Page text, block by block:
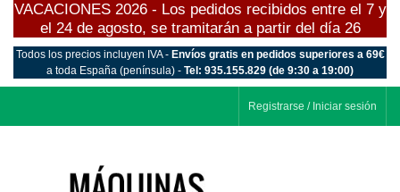
VACACIONES 2026 - Los pedidos recibidos entre el 7 y
el 24 de agosto, se tramitarán a partir del día 26
Todos los precios incluyen IVA - Envíos gratis en pedidos superiores a 69€
a toda España (península) - Tel: 935.155.829 (de 9:30 a 19:00)
Registrarse / Iniciar sesión